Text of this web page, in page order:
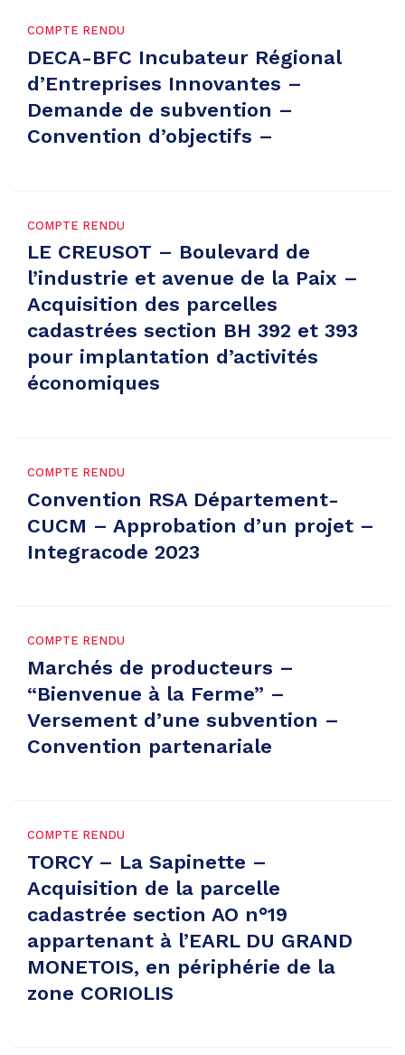
COMPTE RENDU
DECA-BFC Incubateur Régional
d’Entreprises Innovantes –
Demande de subvention –
Convention d’objectifs –
COMPTE RENDU
LE CREUSOT – Boulevard de
l’industrie et avenue de la Paix –
Acquisition des parcelles
cadastrées section BH 392 et 393
pour implantation d’activités
économiques
COMPTE RENDU
Convention RSA Département-
CUCM – Approbation d’un projet –
Integracode 2023
COMPTE RENDU
Marchés de producteurs –
“Bienvenue à la Ferme” –
Versement d’une subvention –
Convention partenariale
COMPTE RENDU
TORCY – La Sapinette –
Acquisition de la parcelle
cadastrée section AO n°19
appartenant à l’EARL DU GRAND
MONETOIS, en périphérie de la
zone CORIOLIS